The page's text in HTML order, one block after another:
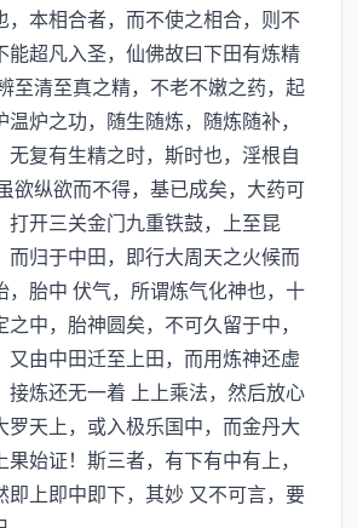
，本相合者，而不使之相合，则不
能超凡入圣，仙佛故曰下田有炼精
至清至真之精，不老不嫩之药，起
炉之功，随生随炼，随炼随补，
无复有生精之时，斯时也，淫根自
欲纵欲而不得，基已成矣，大药可
打开三关金门九重铁鼓，上至昆
而归于中田，即行大周天之火候而
，胎中 伏气，所谓炼气化神也，十
中，胎神圆矣，不可久留于中，
又由中田迁至上田，而用炼神还虚
接炼还无一着 上上乘法，然后放心
罗天上，或入极乐国中，而金丹大
始证！斯三者，有下有中有上，
即上即中即下，其妙 又不可言，要